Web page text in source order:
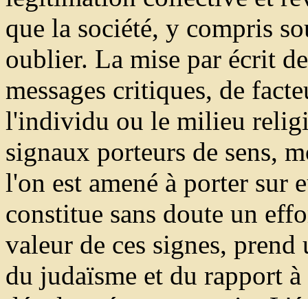
que la société, y compris
oublier. La mise par écrit
messages critiques, de
l'individu ou le milieu
signaux porteurs de sens,
l'on est amené à porter sur
constitue sans doute un
valeur de ces signes,
du judaïsme et du rapport